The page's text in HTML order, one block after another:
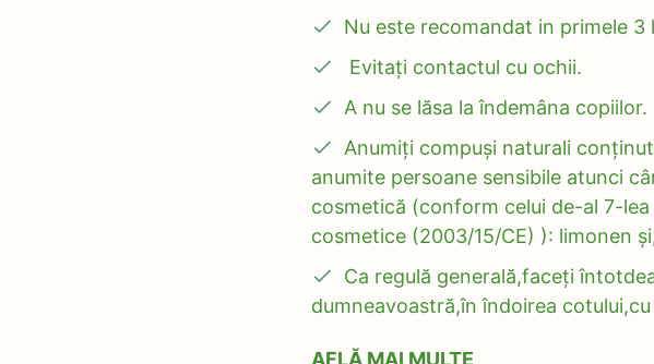
Nu este recomandat in primele 3
Evitați contactul cu ochii.
A nu se lăsa la îndemâna copiilor.
Anumiți compuși naturali
anumite persoane sensibile atunci
cosmetică (conform celui de-al 7-
cosmetice (2003/15/CE) ): limonen
Ca regulă generală,faceți
dumneavoastră,în îndoirea